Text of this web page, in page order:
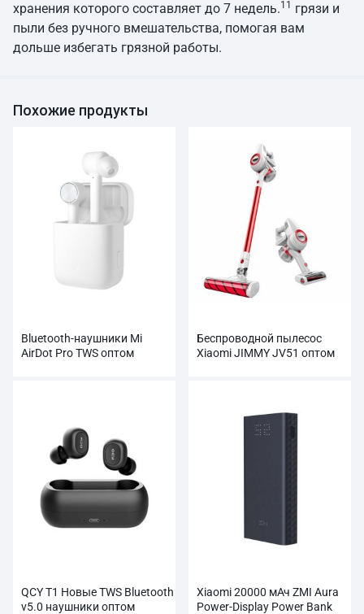
хранения которого составляет до 7 недель.11 грязи и
пыли без ручного вмешательства, помогая вам
дольше избегать грязной работы.
Похожие продукты
Bluetooth-наушники Mi
AirDot Pro TWS оптом
Беспроводной пылесос
Xiaomi JIMMY JV51 оптом
QCY T1 Новые TWS Bluetooth
v5.0 наушники оптом
Xiaomi 20000 мАч ZMI Aura
Power-Display Power Bank